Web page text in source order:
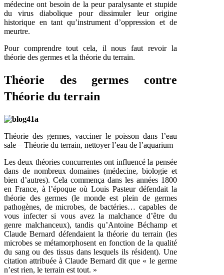
médecine ont besoin de la peur paralysante et stupide
du virus diabolique pour dissimuler leur origine
historique en tant qu’instrument d’oppression et de
meurtre.
Pour comprendre tout cela, il nous faut revoir la
théorie des germes et la théorie du terrain.
Théorie des germes contre
Théorie du terrain
Théorie des germes, vacciner le poisson dans l’eau
sale – Théorie du terrain, nettoyer l’eau de l’aquarium
Les deux théories concurrentes ont influencé la pensée
dans de nombreux domaines (médecine, biologie et
bien d’autres). Cela commença dans les années 1800
en France, à l’époque où Louis Pasteur défendait la
théorie des germes (le monde est plein de germes
pathogènes, de microbes, de bactéries… capables de
vous infecter si vous avez la malchance d’être du
genre malchanceux), tandis qu’Antoine Béchamp et
Claude Bernard défendaient la théorie du terrain (les
microbes se métamorphosent en fonction de la qualité
du sang ou des tissus dans lesquels ils résident). Une
citation attribuée à Claude Bernard dit que « le germe
n’est rien, le terrain est tout. »